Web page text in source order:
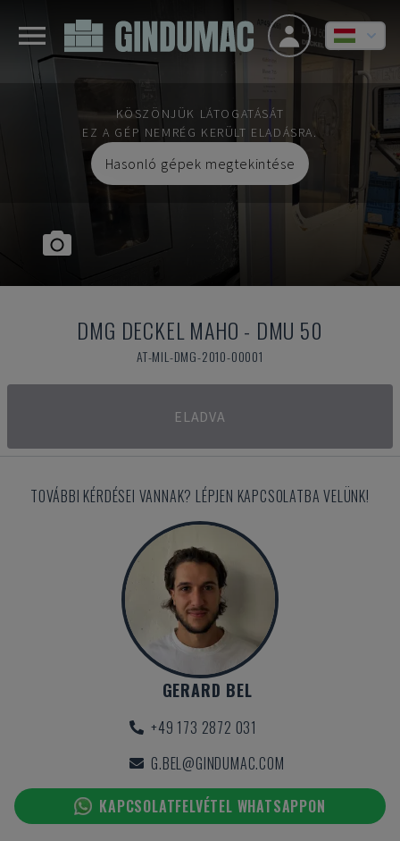
KÖSZÖNJÜK LÁTOGATÁSÁT
EZ A GÉP NEMRÉG KERÜLT ELADÁSRA.
Hasonló gépek megtekintése
DMG DECKEL MAHO - DMU 50
AT-MIL-DMG-2010-00001
ELADVA
TOVÁBBI KÉRDÉSEI VANNAK? LÉPJEN KAPCSOLATBA VELÜNK!
GERARD BEL
+49 173 2872 031
G.BEL@GINDUMAC.COM
KAPCSOLATFELVÉTEL WHATSAPPON